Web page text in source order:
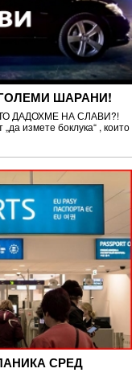
ШАРАНИ!
ДАДОХМЕ НА СЛАВИ?!
измете боклука“ , които
СРЕД